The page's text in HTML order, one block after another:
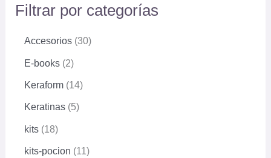
Filtrar por categorías
Accesorios 30
E-books 2
Keraform 14
Keratinas 5
kits 18
kits-pocion 11